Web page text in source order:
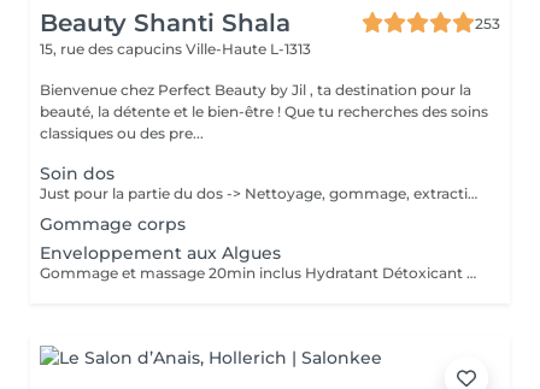
Beauty Shanti Shala
253
15, rue des capucins Ville-Haute L-1313
Bienvenue chez Perfect Beauty by Jil , ta destination pour la
beauté, la détente et le bien-être ! Que tu recherches des soins
classiques ou des pre...
Soin dos
Just pour la partie du dos -> Nettoyage, gommage, extractions des points noirs & boutons,massage 10min et masque 10min
Gommage corps
Enveloppement aux Algues
Gommage et massage 20min inclus Hydratant Détoxicant Purifiant Stimulant